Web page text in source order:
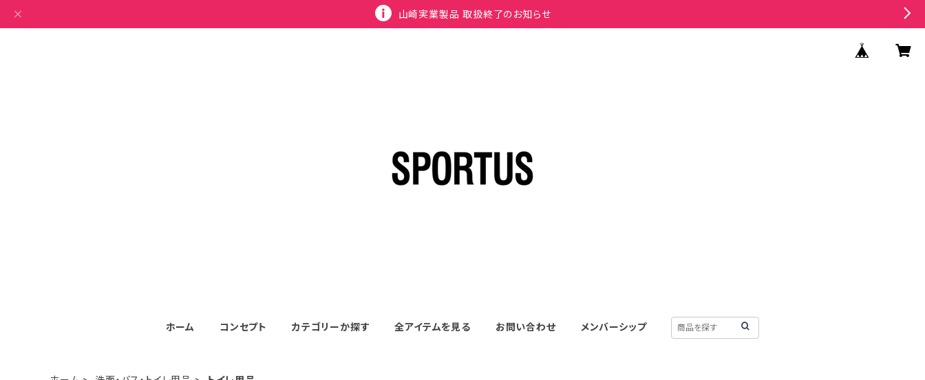
山崎実業製品 取扱終了のお知らせ
ホーム コンセプト カテゴリーか探す 全アイテムを見る お問い合わせ メンバーシップ